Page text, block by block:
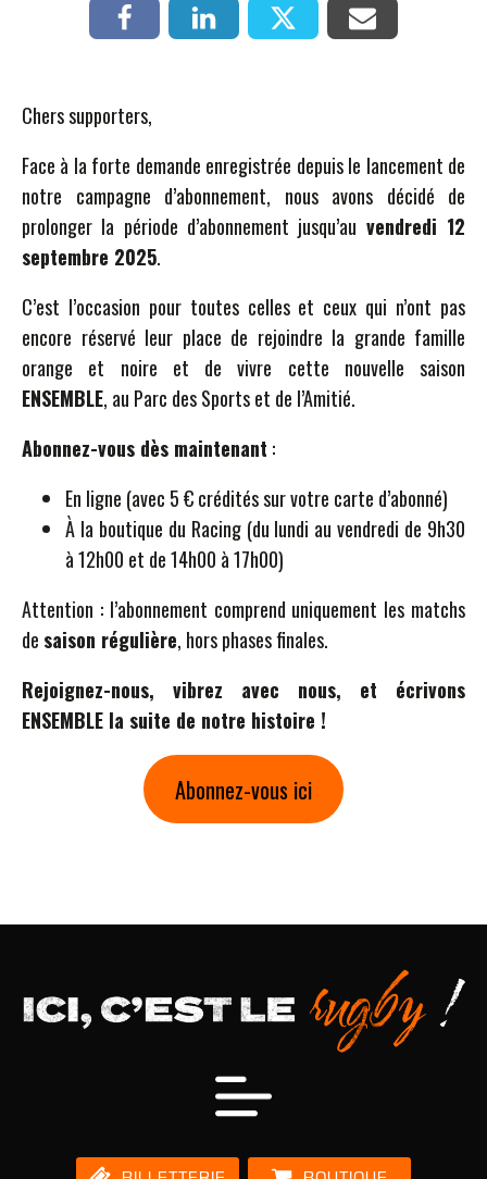
Chers supporters,
Face à la forte demande enregistrée depuis le lancement de
notre campagne d’abonnement, nous avons décidé de
prolonger la période d’abonnement jusqu’au vendredi 12
septembre 2025.
C’est l’occasion pour toutes celles et ceux qui n’ont pas
encore réservé leur place de rejoindre la grande famille
orange et noire et de vivre cette nouvelle saison
ENSEMBLE, au Parc des Sports et de l’Amitié.
Abonnez-vous dès maintenant :
En ligne (avec 5 € crédités sur votre carte d’abonné)
À la boutique du Racing (du lundi au vendredi de 9h30
à 12h00 et de 14h00 à 17h00)
Attention : l’abonnement comprend uniquement les matchs
de saison régulière, hors phases finales.
Rejoignez-nous, vibrez avec nous, et écrivons
ENSEMBLE la suite de notre histoire !
Abonnez-vous ici